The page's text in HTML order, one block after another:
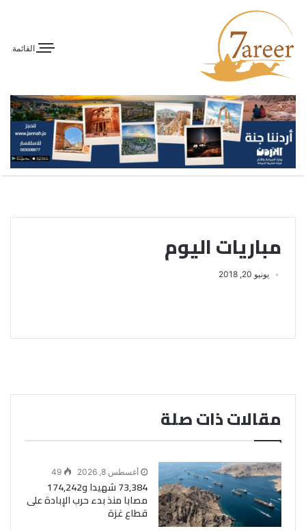
القائمة
مباريات اليوم
يونيو 20, 2018
مقالات ذات صلة
أغسطس 8, 2026 49
73,384 شهيدا و174,242
مصابا منذ بدء حرب الإبادة على
قطاع غزة